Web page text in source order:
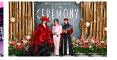
屋比久知奈と井上芳雄に